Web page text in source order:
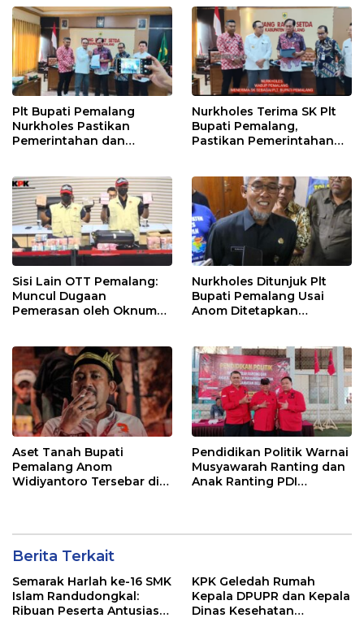
Plt Bupati Pemalang
Nurkholes Pastikan
Pemerintahan dan
Nurkholes Terima SK Plt
Bupati Pemalang,
Pastikan Pemerintahan
Sisi Lain OTT Pemalang:
Muncul Dugaan
Pemerasan oleh Oknum
Nurkholes Ditunjuk Plt
Bupati Pemalang Usai
Anom Ditetapkan
Aset Tanah Bupati
Pemalang Anom
Widiyantoro Tersebar di
Pendidikan Politik Warnai
Musyawarah Ranting dan
Anak Ranting PDI
Berita Terkait
Semarak Harlah ke-16 SMK
Islam Randudongkal:
Ribuan Peserta Antusias
KPK Geledah Rumah
Kepala DPUPR dan Kepala
Dinas Kesehatan